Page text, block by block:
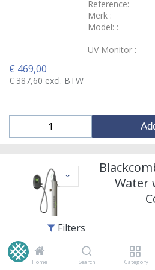
Filters
Home Search Category
Reference:
Merk :
Model: :
UV Monitor :
€ 469,00
€ 387,60 excl. BTW
Water